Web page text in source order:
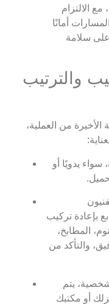
مع الالتزام
أمانًا
على سلامة
والترتيب
الأخيرة من العملية،
سواء يدويًا أو
تركيب
المطابخ،
والتأكد من
يتم
أو مكتبك